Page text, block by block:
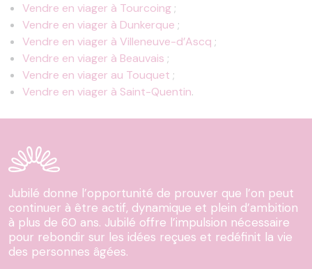
Vendre en viager à Tourcoing;
Vendre en viager à Dunkerque ;
Vendre en viager à Villeneuve-d’Ascq ;
Vendre en viager à Beauvais ;
Vendre en viager au Touquet ;
Vendre en viager à Saint-Quentin.
Jubilé donne l’opportunité de prouver que l’on peut
continuer à être actif, dynamique et plein d’ambition
à plus de 60 ans. Jubilé offre l’impulsion nécessaire
pour rebondir sur les idées reçues et redéfinit la vie
des personnes âgées.